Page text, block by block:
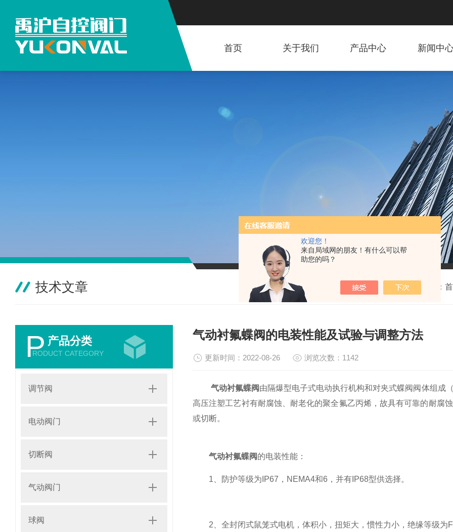
欢迎您！
来自局域网的朋友！有什么可以帮
助您的吗？
首页 关于我们 产品中心 新闻中
技术文章 我的位置：
P 产品分类
RODUCT CATEGORY
调节阀
电动阀门
切断阀
气动阀门
球阀
气动衬氟蝶阀的电装性能及试验与调整方法
更新时间：2022-08-26 浏览次数：1142
气动衬氟蝶阀由隔爆型电子式电动执行机构和对夹式蝶阀阀体组成
高压注塑工艺衬有耐腐蚀、耐老化的聚全氟乙丙烯，故具有可靠的耐腐
或切断。
气动衬氟蝶阀的电装性能：
1、防护等级为IP67，NEMA4和6，并有IP68型供选择。
2、全封闭式鼠笼式电机，体积小，扭矩大，惯性力小，绝缘等级为